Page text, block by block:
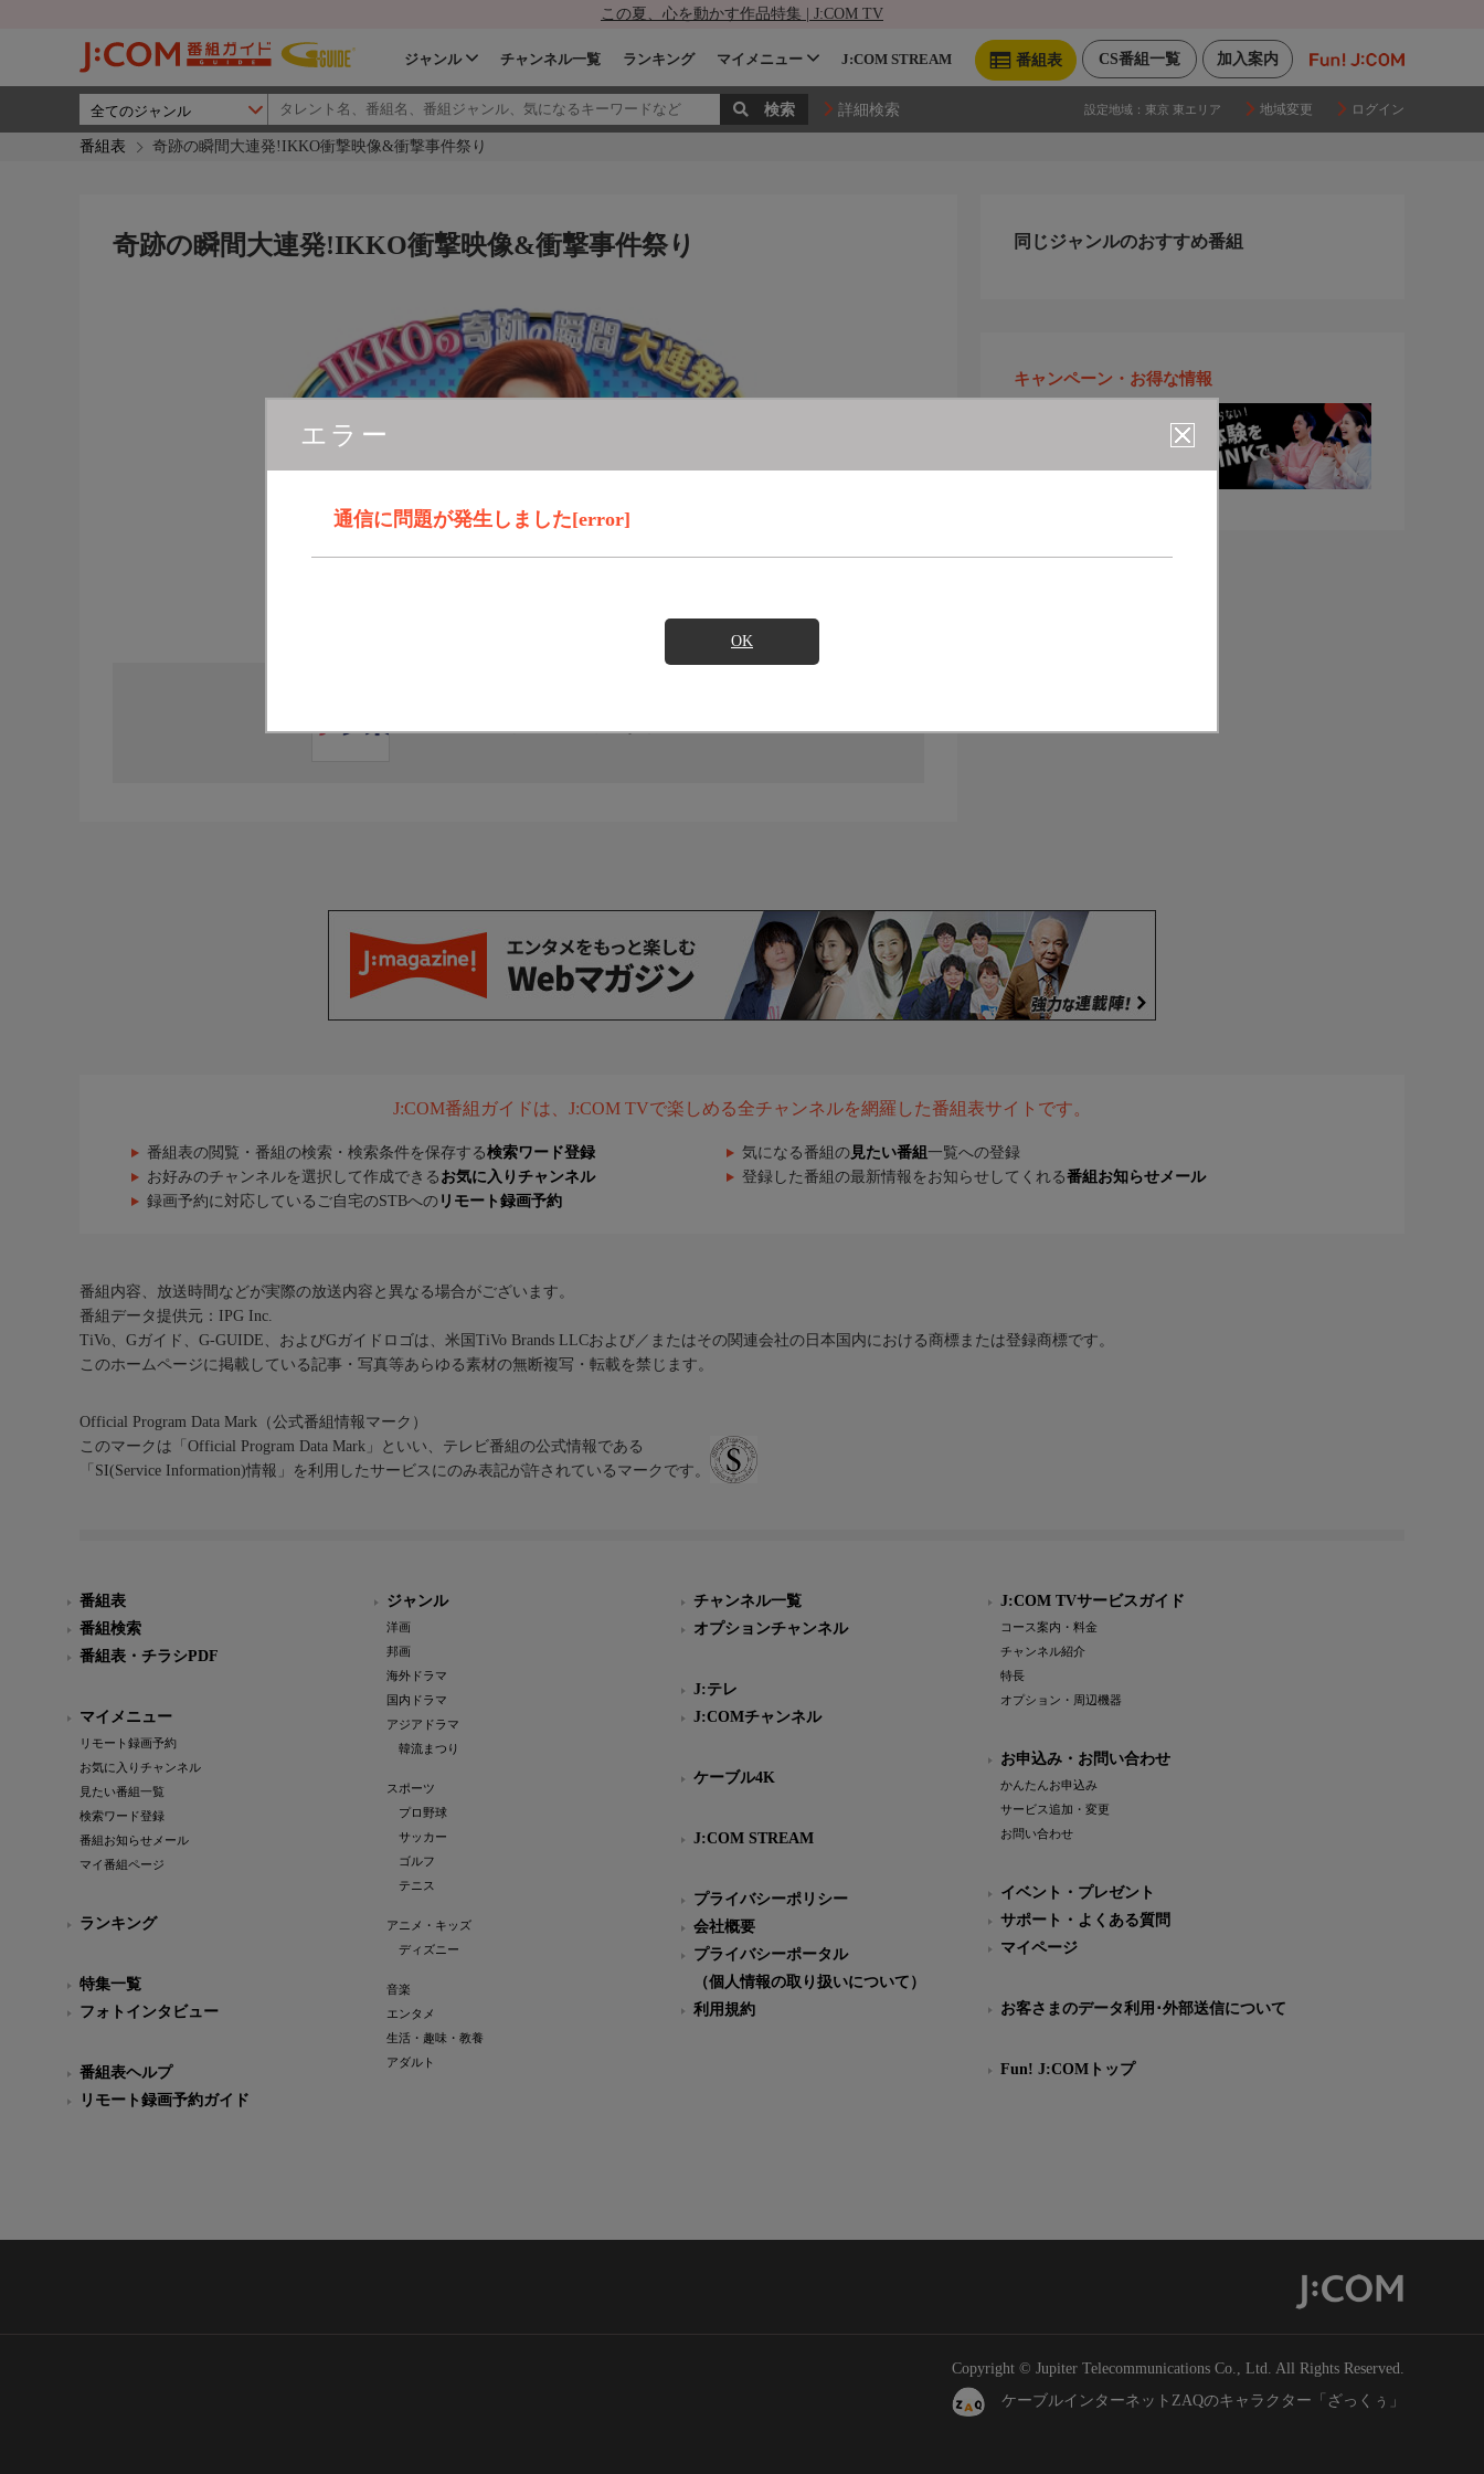
この夏、心を動かす作品特集 | J:COM TV
加入案内
CS番組一覧
番組表
ジャンル チャンネル一覧 ランキング マイメニュー J:COM STREAM
詳細検索 設定地域： 東京 東エリア 地域変更 ログイン
番組表 奇跡の瞬間大連発!IKKO衝撃映像&衝撃事件祭り
エラー
通信に問題が発生しました[error]
OK
奇跡の瞬間大連発!IKKO衝撃映像&衝撃事件祭り 同じジャンルのおすすめ番組
キャンペーン・お得な情報
J:COM番組ガイドは、J:COM TVで楽しめる全チャンネルを網羅した番組表サイトです。
番組表の閲覧・番組の検索・検索条件を保存する検索ワード登録 気になる番組の 見たい番組 一覧への登録
お好みのチャンネルを選択して作成できる お気に入りチャンネル 登録した番組の最新情報をお知らせしてくれる番組お知らせメール
録画予約に対応しているご自宅のSTBへの リモート録画予約
番組内容、放送時間などが実際の放送内容と異なる場合がございます。
番組データ提供元：IPG Inc.
TiVo、Gガイド、G-GUIDE、およびGガイドロゴは、米国TiVo Brands LLCおよび／またはその関連会社の日本国内における商標または登録商標です。
このホームページに掲載している記事・写真等あらゆる素材の無断複写・転載を禁じます。
Official Program Data Mark（公式番組情報マーク）
このマークは「Official Program Data Mark」といい、テレビ番組の公式情報である
「SI(Service Information)情報」を利用したサービスにのみ表記が許されているマークです。
番組表
番組検索
番組表・チラシPDF
マイメニュー
リモート録画予約
お気に入りチャンネル
見たい番組一覧
検索ワード登録
番組お知らせメール
マイ番組ページ
ランキング
特集一覧
フォトインタビュー
番組表ヘルプ
リモート録画予約ガイド
ジャンル
洋画
邦画
海外ドラマ
国内ドラマ
アジアドラマ
韓流まつり
スポーツ
プロ野球
サッカー
ゴルフ
テニス
アニメ・キッズ
ディズニー
音楽
エンタメ
生活・趣味・教養
アダルト
チャンネル一覧
オプションチャンネル
J:テレ
J:COMチャンネル
ケーブル4K
J:COM STREAM
プライバシーポリシー
会社概要
プライバシーポータル
（個人情報の取り扱いについて）
利用規約
J:COM TVサービスガイド
コース案内・料金
チャンネル紹介
特長
オプション・周辺機器
お申込み・お問い合わせ
かんたんお申込み
サービス追加・変更
お問い合わせ
イベント・プレゼント
サポート・よくある質問
マイページ
お客さまのデータ利用･外部送信について
Fun! J:COMトップ
Copyright © Jupiter Telecommunications Co., Ltd. All Rights Reserved.
ケーブルインターネットZAQのキャラクター「ざっくぅ」